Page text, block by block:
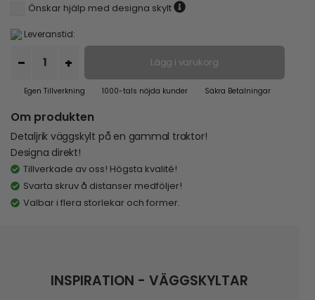
Önskar hjälp med designa skylt
Leveranstid:
Lägg i varukorg
Egen Tillverkning 1000-tals nöjda kunder Säkra Betalningar
Om produkten
Detaljrik väggskylt på en gammal traktor!
Designa direkt!
Tillverkade av oss! Högsta kvalité!
Svarta skruv å distanser medföljer!
Valbar i flera storlekar och former.
INSPIRATION - VÄGGSKYLTAR